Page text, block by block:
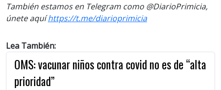
También estamos en Telegram como @DiarioPrimicia,
únete aquíhttps://t.me/diarioprimicia
Lea También:
OMS: vacunar niños contra covid no es de “alta
prioridad”